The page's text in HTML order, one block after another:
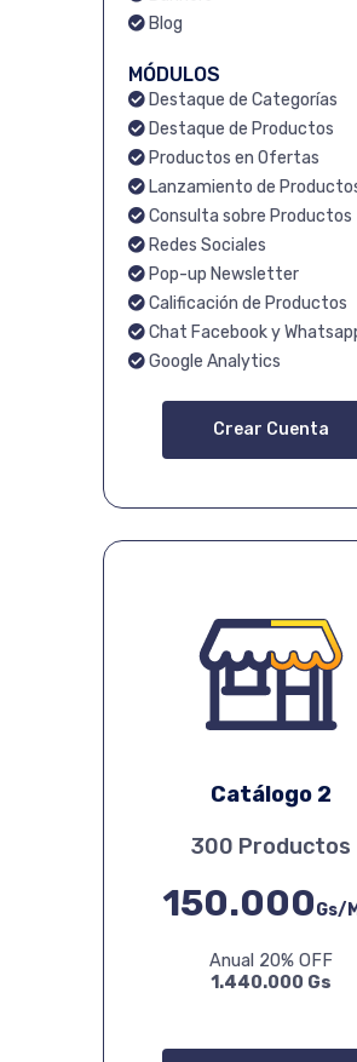
Blog
MÓDULOS
Destaque de Categorías
Destaque de Productos
Productos en Ofertas
Lanzamiento de
Consulta sobre Productos
Redes Sociales
Pop-up Newsletter
Calificación de Productos
Chat Facebook y
Google Analytics
Crear Cuenta
Catálogo 2
300 Productos
150.000Gs/
Anual 20% OFF
1.440.000 Gs